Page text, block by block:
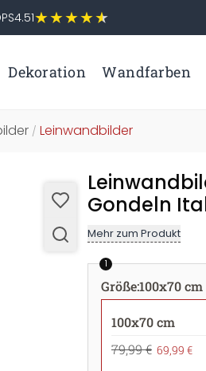
4.51
Dekoration Wandfarben
/ Leinwandbilder
Gondeln
Mehr zum Produkt
1
Größe:100x70 cm
100x70 cm
79,99 € 69,99 €